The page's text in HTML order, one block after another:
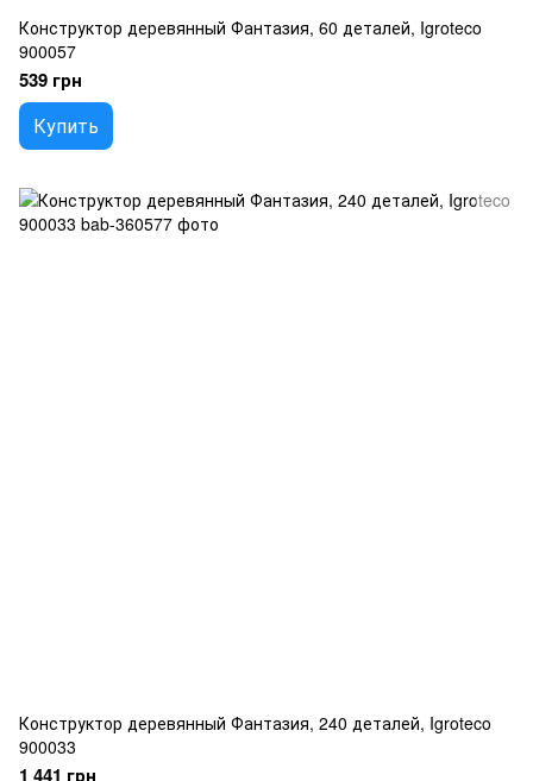
Конструктор деревянный Фантазия, 60 деталей, Igroteco
900057
539 грн
Купить
Конструктор деревянный Фантазия, 240 деталей, Igroteco
900033
1 441 грн